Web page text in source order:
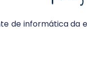
de informática da